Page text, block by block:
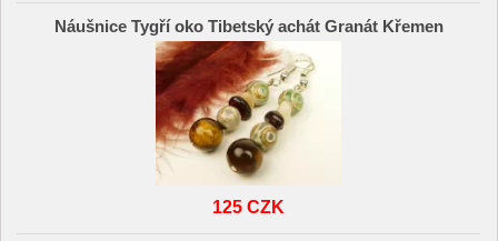
Náušnice Tygří oko Tibetský achát Granát Křemen
125 CZK